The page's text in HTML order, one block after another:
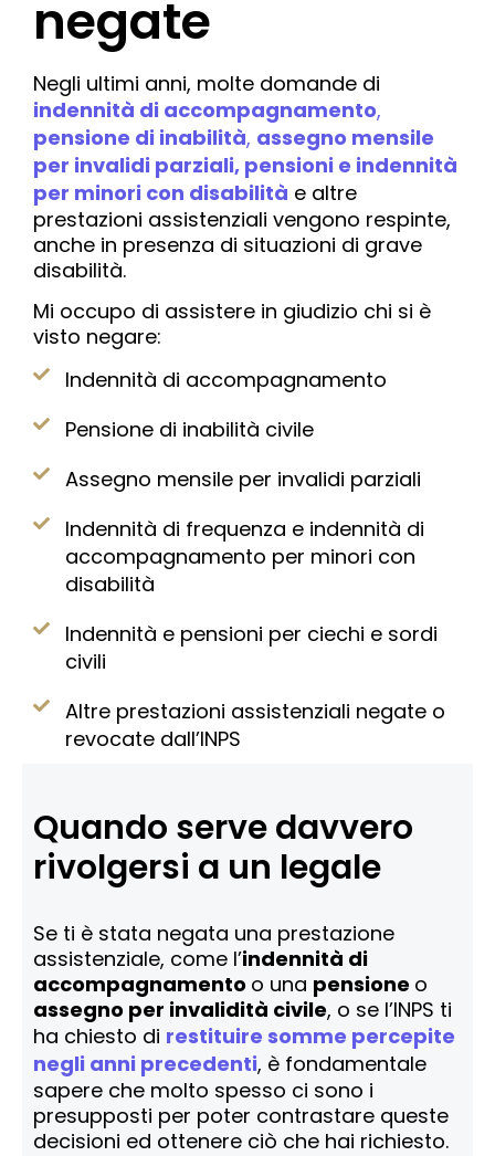
negate
Negli ultimi anni, molte domande di
indennità di accompagnamento,
pensione di inabilità, assegno mensile
per invalidi parziali, pensioni e indennità
per minori con disabilità e altre
prestazioni assistenziali vengono respinte,
anche in presenza di situazioni di grave
disabilità.
Mi occupo di assistere in giudizio chi si è
visto negare:
Indennità di accompagnamento
Pensione di inabilità civile
Assegno mensile per invalidi parziali
Indennità di frequenza e indennità di
accompagnamento per minori con
disabilità
Indennità e pensioni per ciechi e sordi
civili
Altre prestazioni assistenziali negate o
revocate dall’INPS
Quando serve davvero
rivolgersi a un legale
Se ti è stata negata una prestazione
assistenziale, come l’indennità di
accompagnamento o una pensione o
assegno per invalidità civile, o se l’INPS ti
ha chiesto di restituire somme percepite
negli anni precedenti, è fondamentale
sapere che molto spesso ci sono i
presupposti per poter contrastare queste
decisioni ed ottenere ciò che hai richiesto.